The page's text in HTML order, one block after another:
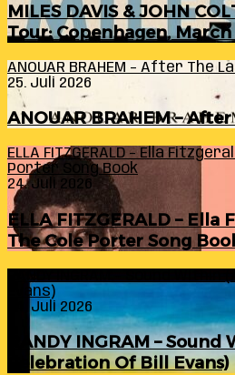
MILES DAVIS & JOHN
Tour: Copenhagen, March
ANOUAR BRAHEM – After The
25. Juli 2026
ANOUAR BRAHEM –
ELLA FITZGERALD – Ella
Porter Song Book
24. Juli 2026
ELLA FITZGERALD – Ella
The Cole Porter Song
Evans)
24. Juli 2026
RANDY INGRAM –
Celebration Of Bill Evans)